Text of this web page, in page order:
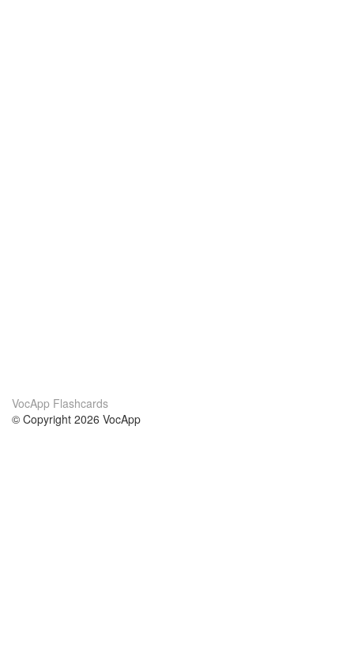
VocApp Flashcards
© Copyright 2026 VocApp